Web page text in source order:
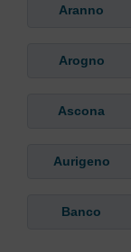
Aranno
Arogno
Ascona
Aurigeno
Banco